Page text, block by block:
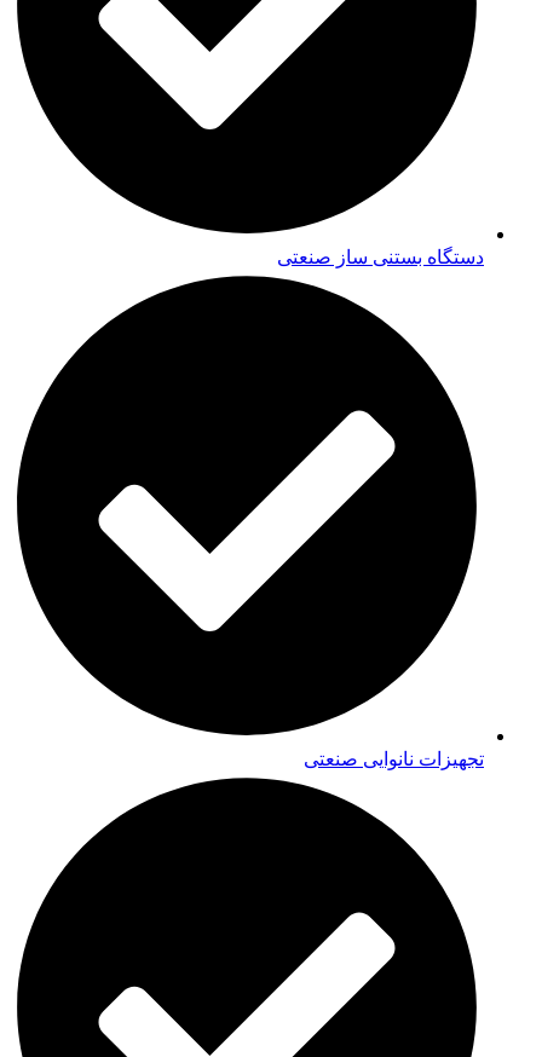
دستگاه بستنی ساز صنعتی
تجهیزات نانوایی صنعتی